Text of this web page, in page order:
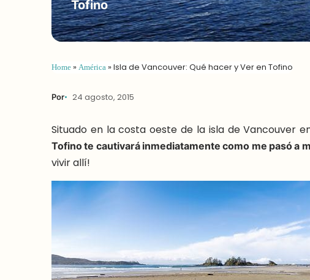
Tofino
Home »América »Isla de Vancouver: Qué hacer y Ver en Tofino
Por 24 agosto, 2015
Situado en la costa oeste de la isla de Vancouver
Tofino te cautivará inmediatamente como me pasó a
vivir allí!